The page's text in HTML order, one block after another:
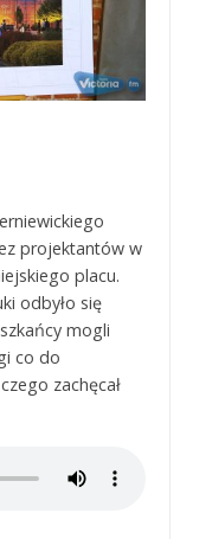
projektantów w
placu.
odbyło się
mogli
co do
zachęcał